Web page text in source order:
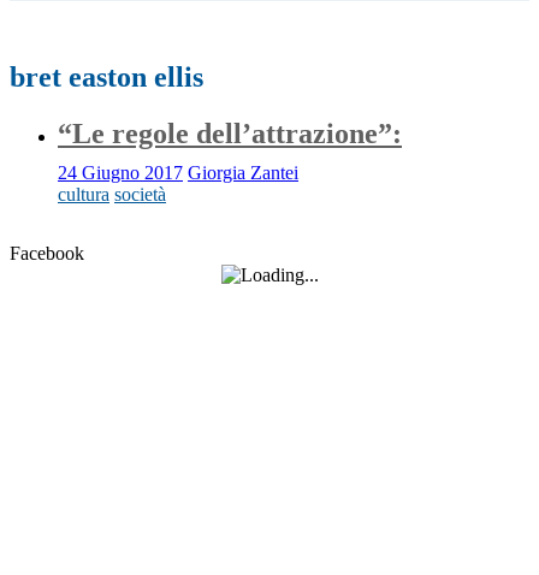
bret easton ellis
“Le regole dell’attrazione”:
24 Giugno 2017 Giorgia Zantei
cultura società
Facebook